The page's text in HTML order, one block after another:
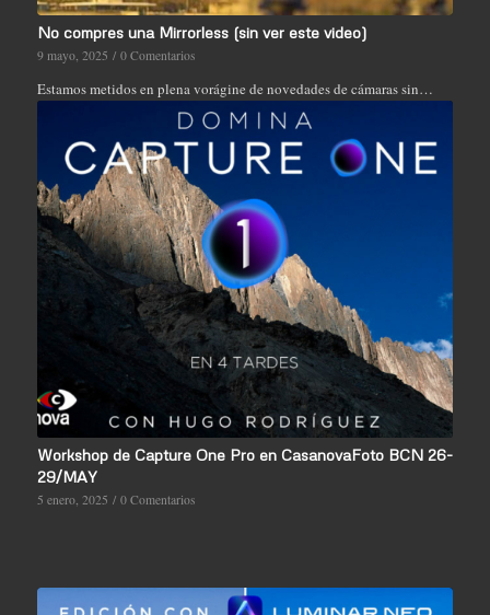
No compres una Mirrorless (sin ver este video)
9 mayo, 2025 / 0 Comentarios
Estamos metidos en plena vorágine de novedades de cámaras sin…
Workshop de Capture One Pro en CasanovaFoto BCN 26-
29/MAY
5 enero, 2025 / 0 Comentarios